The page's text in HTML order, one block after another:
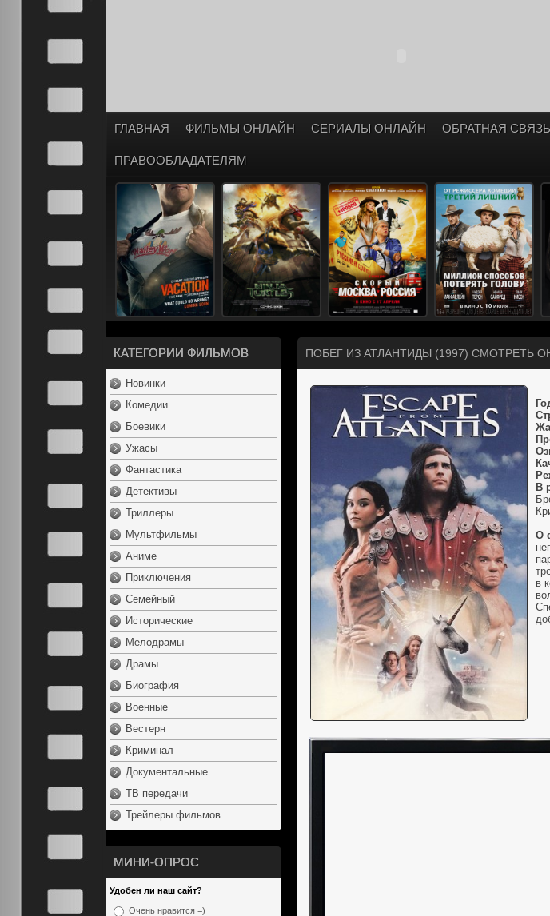
ГЛАВНАЯ ФИЛЬМЫ ОНЛАЙН СЕРИАЛЫ ОНЛАЙН ОБРАТНАЯ СВЯЗЬ
ПРАВООБЛАДАТЕЛЯМ
КАТЕГОРИИ ФИЛЬМОВ
Новинки
Комедии
Боевики
Ужасы
Фантастика
Детективы
Триллеры
Мультфильмы
Аниме
Приключения
Семейный
Исторические
Мелодрамы
Драмы
Биография
Военные
Вестерн
Криминал
Документальные
ТВ передачи
Трейлеры фильмов
МИНИ-ОПРОС
Удобен ли наш сайт?
Очень нравится =)
ПОБЕГ ИЗ АТЛАНТИДЫ (1997) СМОТРЕТЬ
В
О
в